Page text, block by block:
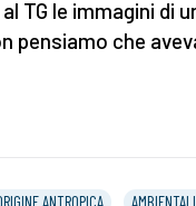
TG le immagini di
pensiamo che
ANTROPICA